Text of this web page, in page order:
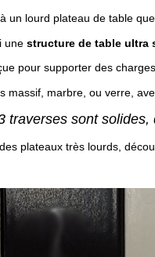
un lourd plateau de table
une structure de table ultra
pour supporter des
massif, marbre, ou verre,
traverses sont
plateaux très lourds,